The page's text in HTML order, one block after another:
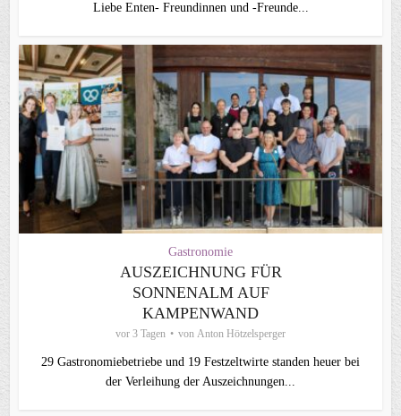
Liebe Enten- Freundinnen und -Freunde...
Gastronomie
AUSZEICHNUNG FÜR
SONNENALM AUF
KAMPENWAND
vor 3 Tagen von Anton Hötzelsperger
29 Gastronomiebetriebe und 19 Festzeltwirte standen heuer bei
der Verleihung der Auszeichnungen...